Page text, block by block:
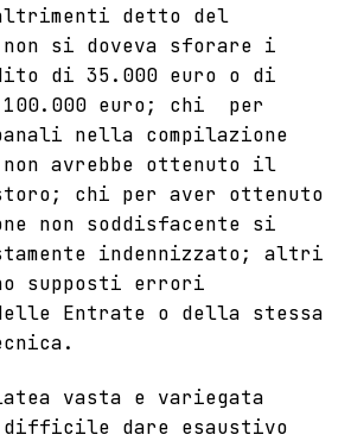
detto del
si doveva sforare i
di 35.000 euro o di
euro; chi per
nella compilazione
non avrebbe ottenuto il
chi per aver ottenuto
non soddisfacente si
indennizzato; altri
supposti errori
Entrate o della stessa
vasta e variegata
dare esaustivo